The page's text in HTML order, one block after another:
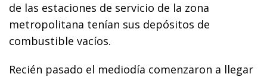
de las estaciones de servicio de la zona
metropolitana tenían sus depósitos de
combustible vacíos.
Recién pasado el mediodía comenzaron a llegar